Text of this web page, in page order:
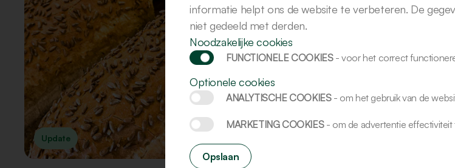
Update
informatie helpt ons de website te verbeteren. De
niet gedeeld met derden.
Noodzakelijke cookies
FUNCTIONELE COOKIES - voor het correct
Optionele cookies
ANALYTISCHE COOKIES - om het gebruik van de
MARKETING COOKIES - om de advertentie effectiviteit
Opslaan